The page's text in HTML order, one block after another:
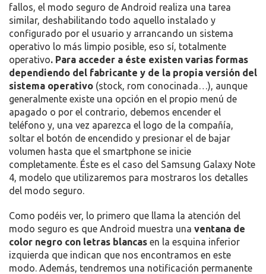
fallos, el modo seguro de Android realiza una tarea
similar, deshabilitando todo aquello instalado y
configurado por el usuario y arrancando un sistema
operativo lo más limpio posible, eso sí, totalmente
operativo. Para acceder a éste existen varias formas
dependiendo del fabricante y de la propia versión del
sistema operativo (stock, rom conocinada…), aunque
generalmente existe una opción en el propio menú de
apagado o por el contrario, debemos encender el
teléfono y, una vez aparezca el logo de la compañía,
soltar el botón de encendido y presionar el de bajar
volumen hasta que el smartphone se inicie
completamente. Éste es el caso del Samsung Galaxy Note
4, modelo que utilizaremos para mostraros los detalles
del modo seguro.
Como podéis ver, lo primero que llama la atención del
modo seguro es que Android muestra una ventana de
color negro con letras blancas en la esquina inferior
izquierda que indican que nos encontramos en este
modo. Además, tendremos una notificación permanente